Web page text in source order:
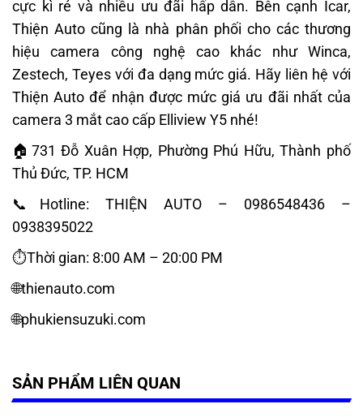
cực kì rẻ và nhiều ưu đãi hấp dẫn. Bên cạnh Icar,
Thiện Auto cũng là nhà phân phối cho các thương
hiệu camera công nghệ cao khác như Winca,
Zestech, Teyes với đa dạng mức giá. Hãy liên hệ với
Thiện Auto để nhận được mức giá ưu đãi nhất của
camera 3 mắt cao cấp Elliview Y5 nhé!
🏠731 Đỗ Xuân Hợp, Phường Phú Hữu, Thành phố
Thủ Đức, TP. HCM
📞Hotline: THIỆN AUTO – 0986548436 –
0938395022
⏱Thời gian: 8:00 AM – 20:00 PM
🌐thienauto.com
🌐phukiensuzuki.com
SẢN PHẨM LIÊN QUAN